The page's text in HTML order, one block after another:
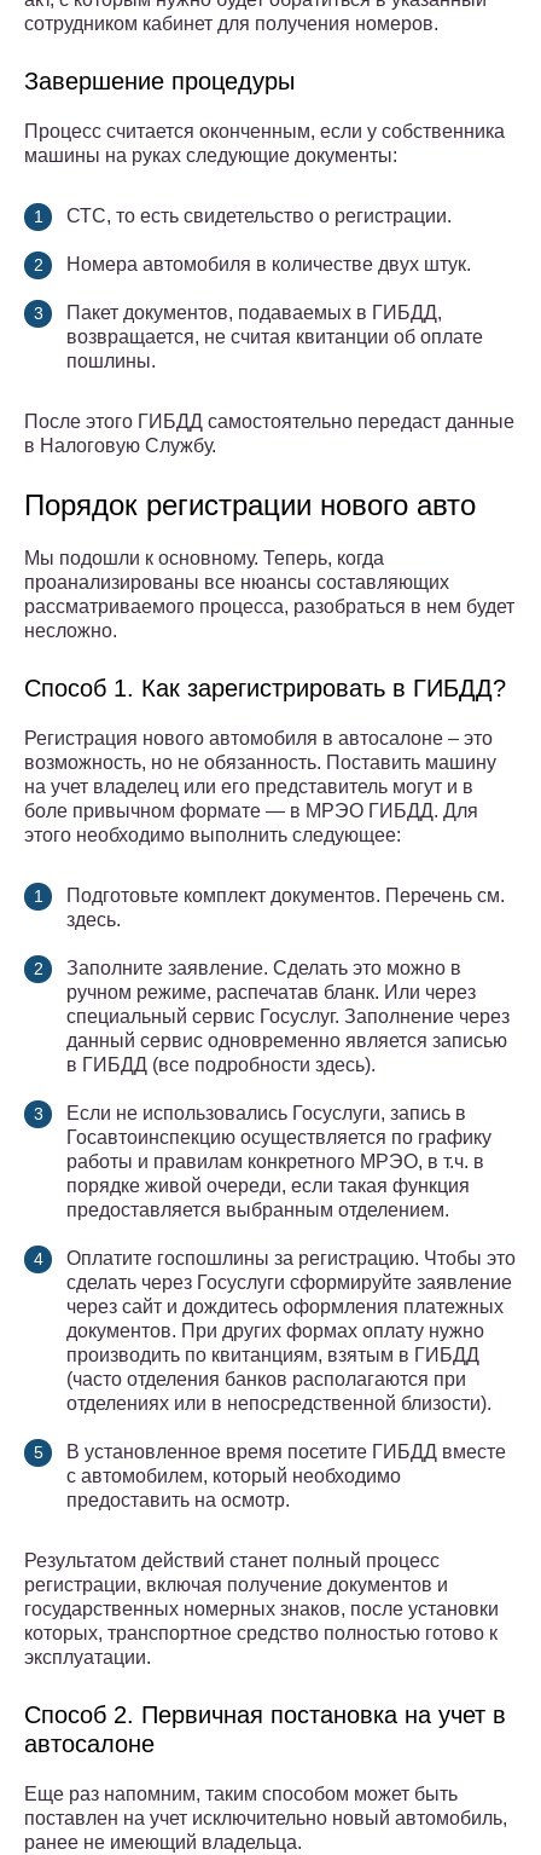
сотрудником кабинет для получения номеров.
Завершение процедуры
Процесс считается оконченным, если у собственника
машины на руках следующие документы:
СТС, то есть свидетельство о регистрации.
Номера автомобиля в количестве двух штук.
Пакет документов, подаваемых в ГИБДД,
возвращается, не считая квитанции об оплате
пошлины.
После этого ГИБДД самостоятельно передаст данные
в Налоговую Службу.
Порядок регистрации нового авто
Мы подошли к основному. Теперь, когда
проанализированы все нюансы составляющих
рассматриваемого процесса, разобраться в нем будет
несложно.
Способ 1. Как зарегистрировать в ГИБДД?
Регистрация нового автомобиля в автосалоне – это
возможность, но не обязанность. Поставить машину
на учет владелец или его представитель могут и в
боле привычном формате — в МРЭО ГИБДД. Для
этого необходимо выполнить следующее:
Подготовьте комплект документов. Перечень см.
здесь.
Заполните заявление. Сделать это можно в
ручном режиме, распечатав бланк. Или через
специальный сервис Госуслуг. Заполнение через
данный сервис одновременно является записью
в ГИБДД (все подробности здесь).
Если не использовались Госуслуги, запись в
Госавтоинспекцию осуществляется по графику
работы и правилам конкретного МРЭО, в т.ч. в
порядке живой очереди, если такая функция
предоставляется выбранным отделением.
Оплатите госпошлины за регистрацию. Чтобы это
сделать через Госуслуги сформируйте заявление
через сайт и дождитесь оформления платежных
документов. При других формах оплату нужно
производить по квитанциям, взятым в ГИБДД
(часто отделения банков располагаются при
отделениях или в непосредственной близости).
В установленное время посетите ГИБДД вместе
с автомобилем, который необходимо
предоставить на осмотр.
Результатом действий станет полный процесс
регистрации, включая получение документов и
государственных номерных знаков, после установки
которых, транспортное средство полностью готово к
эксплуатации.
Способ 2. Первичная постановка на учет в
автосалоне
Еще раз напомним, таким способом может быть
поставлен на учет исключительно новый автомобиль,
ранее не имеющий владельца.